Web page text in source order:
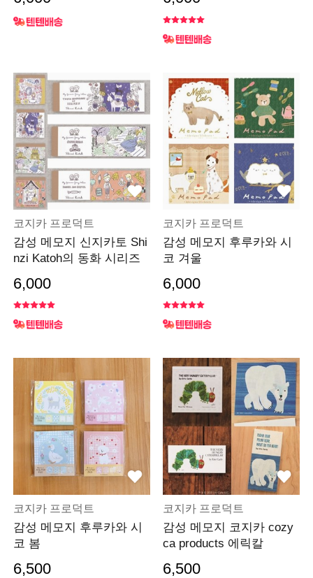
코지카 프로덕트
감성 메모지 신지카토 Shi
nzi Katoh의 동화 시리즈
6,000
코지카 프로덕트
감성 메모지 후루카와 시
코 겨울
6,000
코지카 프로덕트
감성 메모지 후루카와 시
코 봄
6,500
코지카 프로덕트
감성 메모지 코지카 cozy
ca products 에릭칼
6,500